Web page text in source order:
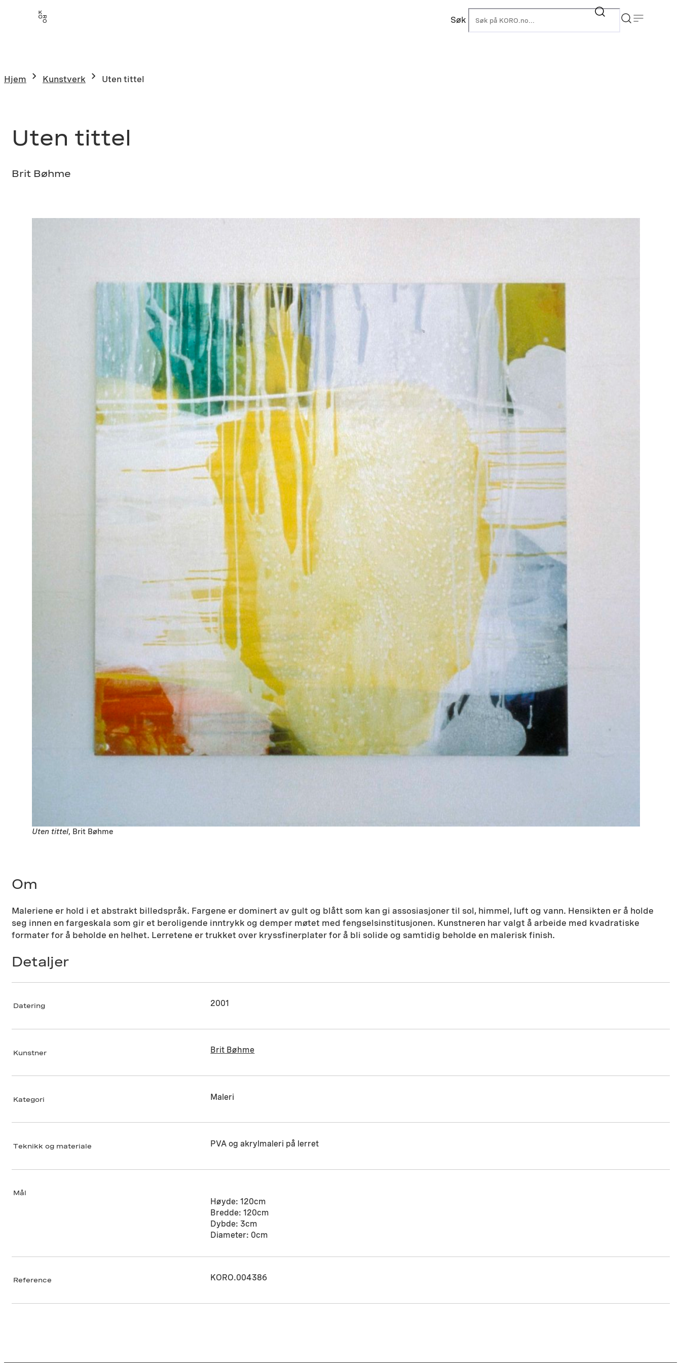
Søk
Hjem Kunstverk Uten tittel
Uten tittel
Brit Bøhme
Uten tittel, Brit Bøhme
Om
Maleriene er hold i et abstrakt billedspråk. Fargene er dominert av gult og blått som kan gi assosiasjoner til sol, himmel, luft og vann. Hensikten er å holde
seg innen en fargeskala som gir et beroligende inntrykk og demper møtet med fengselsinstitusjonen. Kunstneren har valgt å arbeide med kvadratiske
formater for å beholde en helhet. Lerretene er trukket over kryssfinerplater for å bli solide og samtidig beholde en malerisk finish.
Detaljer
Datering 2001
Kunstner Brit Bøhme
Kategori Maleri
Teknikk og materiale PVA og akrylmaleri på lerret
Mål
Høyde: 120cm
Bredde: 120cm
Dybde: 3cm
Diameter: 0cm
Reference KORO.004386